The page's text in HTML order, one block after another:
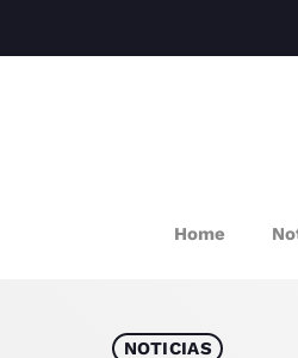
Home
NOTICIAS